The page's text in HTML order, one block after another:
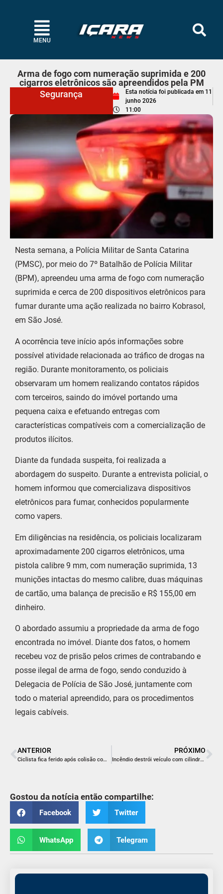
MENU
Arma de fogo com numeração suprimida e 200
cigarros eletrônicos são apreendidos pela PM
Segurança
Esta notícia foi publicada em 11
junho 2026
11:00
Nesta semana, a Polícia Militar de Santa Catarina
(PMSC), por meio do 7º Batalhão de Polícia Militar
(BPM), apreendeu uma arma de fogo com numeração
suprimida e cerca de 200 dispositivos eletrônicos para
fumar durante uma ação realizada no bairro Kobrasol,
em São José.
A ocorrência teve início após informações sobre
possível atividade relacionada ao tráfico de drogas na
região. Durante monitoramento, os policiais
observaram um homem realizando contatos rápidos
com terceiros, saindo do imóvel portando uma
pequena caixa e efetuando entregas com
características compatíveis com a comercialização de
produtos ilícitos.
Diante da fundada suspeita, foi realizada a
abordagem do suspeito. Durante a entrevista policial, o
homem informou que comercializava dispositivos
eletrônicos para fumar, conhecidos popularmente
como vapers.
Em diligências na residência, os policiais localizaram
aproximadamente 200 cigarros eletrônicos, uma
pistola calibre 9 mm, com numeração suprimida, 13
munições intactas do mesmo calibre, duas máquinas
de cartão, uma balança de precisão e R$ 155,00 em
dinheiro.
O abordado assumiu a propriedade da arma de fogo
encontrada no imóvel. Diante dos fatos, o homem
recebeu voz de prisão pelos crimes de contrabando e
posse ilegal de arma de fogo, sendo conduzido à
Delegacia de Polícia de São José, juntamente com
todo o material apreendido, para os procedimentos
legais cabíveis.
ANTERIOR
Ciclista fica ferido após colisão com motocicleta em Morro da Fumaça
PRÓXIMO
Incêndio destrói veículo com cilindro de GNV em Criciúma
Gostou da notícia então compartilhe:
Facebook Twitter
WhatsApp Telegram